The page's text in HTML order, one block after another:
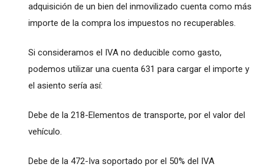
adquisición de un bien del inmovilizado cuenta como más
importe de la compra los impuestos no recuperables.
Si consideramos el IVA no deducible como gasto,
podemos utilizar una cuenta 631 para cargar el importe y
el asiento sería así:
Debe de la 218-Elementos de transporte, por el valor del
vehículo.
Debe de la 472-Iva soportado por el 50% del IVA